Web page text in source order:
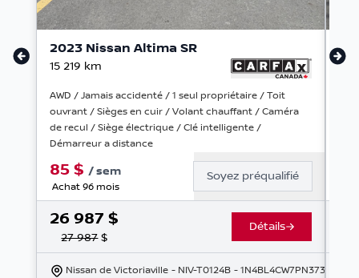
2023 Nissan Altima SR
15 219 km
AWD / Jamais accidenté / 1 seul propriétaire / Toit
ouvrant / Sièges en cuir / Volant chauffant / Caméra
de recul / Siège électrique / Clé intelligente /
Démarreur a distance
85 $ / sem
Achat 96 mois
Soyez préqualifié
26 987 $
27 987$
Détails
Nissan de Victoriaville - NIV-T0124B - 1N4BL4CW7PN373935